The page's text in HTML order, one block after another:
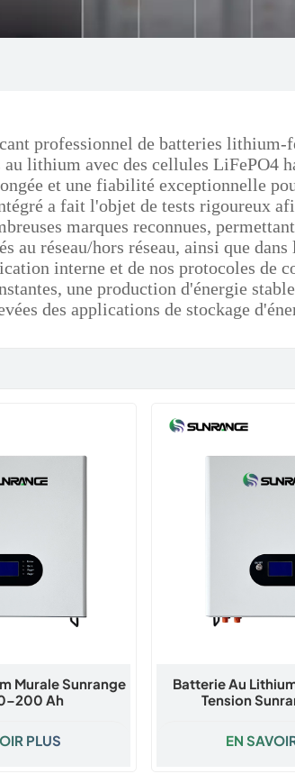
professionnel de batteries lithium-
lithium avec des cellules LiFePO4
et une fiabilité exceptionnelle
a fait l'objet de tests rigoureux
marques reconnues,
au réseau/hors réseau, ainsi que
interne et de nos protocoles de
une production d'énergie
des applications de stockage
Murale Sunrange
Ah
PLUS
Batterie Au
Tension
EN